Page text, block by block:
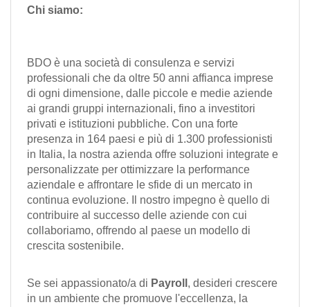
IT
DE
ES
PT
Chi siamo:
BDO è una società di consulenza e servizi
professionali che da oltre 50 anni affianca imprese
di ogni dimensione, dalle piccole e medie aziende
ai grandi gruppi internazionali, fino a investitori
privati e istituzioni pubbliche. Con una forte
presenza in 164 paesi e più di 1.300 professionisti
in Italia, la nostra azienda offre soluzioni integrate e
personalizzate per ottimizzare la performance
aziendale e affrontare le sfide di un mercato in
continua evoluzione. Il nostro impegno è quello di
contribuire al successo delle aziende con cui
collaboriamo, offrendo al paese un modello di
crescita sostenibile.
Se sei appassionato/a di Payroll , desideri crescere
in un ambiente che promuove l'eccellenza, la